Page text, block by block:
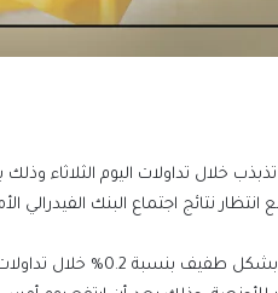
خلال تداولات اليوم الثلاثاء
نتائج اجتماع البنك الفيدرالي